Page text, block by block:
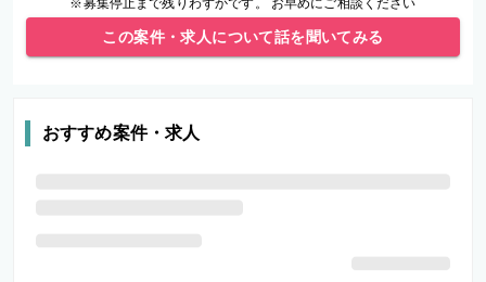
※募集停止まで残りわずかです。 お早めにご相談ください
この案件・求人について話を聞いてみる
おすすめ案件・求人